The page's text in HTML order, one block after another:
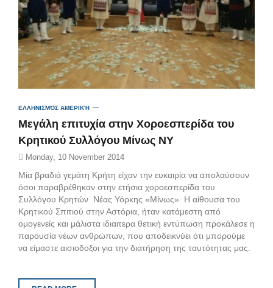
ΕΛΛΗΝΙΣΜΌΣ ΑΜΕΡΙΚΉ
Mεγάλη επιτυχία στην Χοροεσπερίδα του
Κρητικού Συλλόγου Μίνως ΝΥ
Monday, 10 November 2014
Μία βραδιά γεμάτη Κρήτη είχαν την ευκαιρία να απολαύσουν
όσοι παραβρέθηκαν στην ετήσια χοροεσπερίδα του
Συλλόγου Κρητών Νέας Υόρκης «Μίνως». Η αίθουσα του
Κρητικού Σπιτιού στην Αστόρια, ήταν κατάμεστη από
ομογενείς και μάλιστα ιδιαιτερα θετική εντύπωση προκάλεσε η
παρουσία νέων ανθρώπων, που αποδεικνύει ότι μπορούμε
να είμαστε αισιοδοξοι για την διατήρηση της ταυτότητας μας.